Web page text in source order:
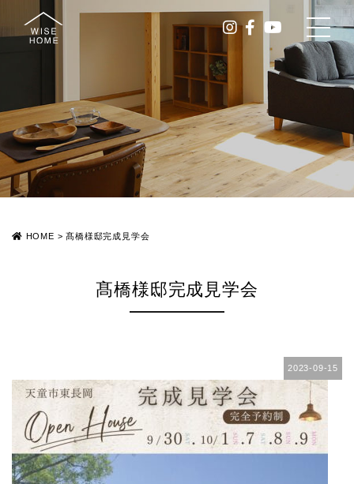
HOME >髙橋様邸完成見学会
髙橋様邸完成見学会
2023-09-15